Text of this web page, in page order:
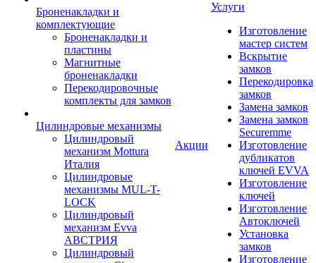
Броненакладки и
комплектующие
Броненакладки и
пластины
Магнитные
броненакладки
Перекодировочные
комплекты для замков
Цилиндровые механизмы
Цилиндровый
механизм Mottura
Италия
Цилиндровые
механизмы MUL-T-
LOCK
Цилиндровый
механизм Evva
АВСТРИЯ
Цилиндровый
Акции
Услуги
Изготовление
мастер систем
Вскрытие
замков
Перекодировка
замков
Замена замков
Замена замков
Securemme
Изготовление
дубликатов
ключей EVVA
Изготовление
ключей
Изготовление
Автоключей
Установка
замков
Изготовление